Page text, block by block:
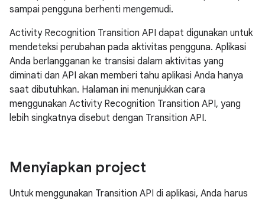
sampai pengguna berhenti mengemudi.
Activity Recognition Transition API dapat digunakan untuk
mendeteksi perubahan pada aktivitas pengguna. Aplikasi
Anda berlangganan ke transisi dalam aktivitas yang
diminati dan API akan memberi tahu aplikasi Anda hanya
saat dibutuhkan. Halaman ini menunjukkan cara
menggunakan Activity Recognition Transition API, yang
lebih singkatnya disebut dengan Transition API.
Menyiapkan project
Untuk menggunakan Transition API di aplikasi, Anda harus